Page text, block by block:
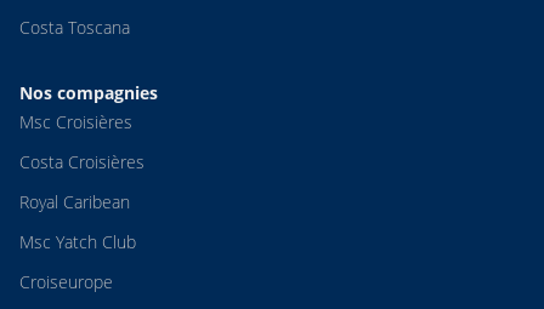
Costa Toscana
Nos compagnies
Msc Croisières
Costa Croisières
Royal Caribean
Msc Yatch Club
Croiseurope